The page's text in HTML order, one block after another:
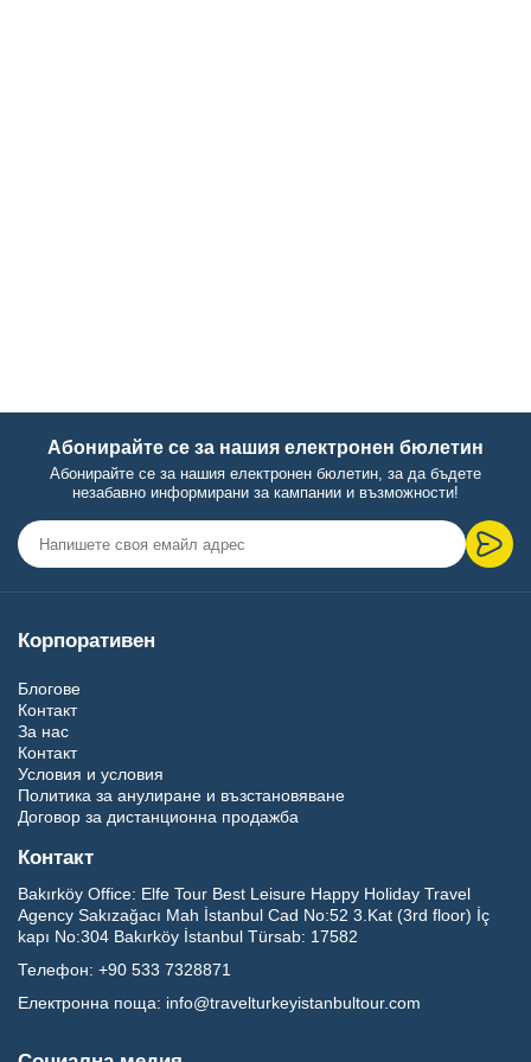
Абонирайте се за нашия електронен бюлетин
Абонирайте се за нашия електронен бюлетин, за да бъдете
незабавно информирани за кампании и възможности!
Корпоративен
Блогове
Контакт
За нас
Контакт
Условия и условия
Политика за анулиране и възстановяване
Договор за дистанционна продажба
Контакт
Bakırköy Office: Elfe Tour Best Leisure Happy Holiday Travel
Agency Sakızağacı Mah İstanbul Cad No:52 3.Kat (3rd floor) İç
kapı No:304 Bakırköy İstanbul Türsab: 17582
Телефон: +90 533 7328871
Електронна поща: info@travelturkeyistanbultour.com